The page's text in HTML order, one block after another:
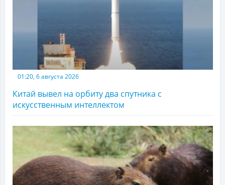
01:20, 6 августа 2026
Китай вывел на орбиту два спутника с
искусственным интеллектом